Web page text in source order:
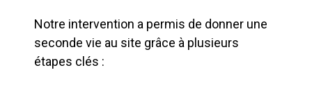
Notre intervention a permis de donner une
seconde vie au site grâce à plusieurs
étapes clés :